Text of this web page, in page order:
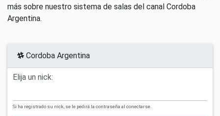
más sobre nuestro sistema de salas del canal Cordoba
Argentina.
Cordoba Argentina
Elija un nick:
Si ha registrado su nick, se le pedirá la contraseña al conectarse.